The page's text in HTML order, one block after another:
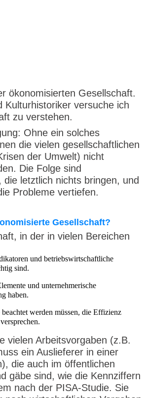
ökonomisierten Gesellschaft.
Kulturhistoriker versuche ich
zu verstehen.
Ohne ein solches
die vielen gesellschaftlichen
der Umwelt) nicht
Die Folge sind
die letztlich nichts bringen, und
Probleme vertiefen.
Gesellschaft?
in der in vielen Bereichen
und betriebswirtschaftliche
sind.
und unternehmerische
haben.
werden müssen, die Effizienz
vielen Arbeitsvorgaben (z.B.
ein Auslieferer in einer
die auch im öffentlichen
gäbe sind, wie die Kennziffern
nach der PISA-Studie. Sie